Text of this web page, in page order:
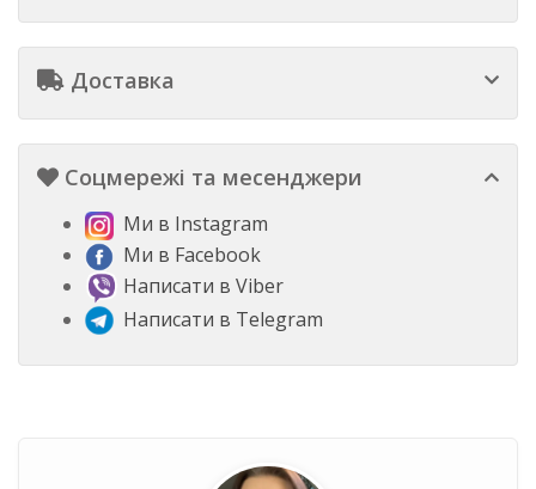
Доставка
Соцмережі та месенджери
Ми в Instagram
Ми в Facebook
Написати в Viber
Написати в Telegram